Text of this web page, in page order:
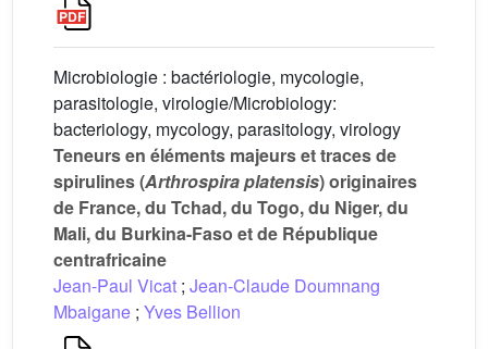
Microbiologie : bactériologie, mycologie,
parasitologie, virologie/Microbiology:
bacteriology, mycology, parasitology, virology
Teneurs en éléments majeurs et traces de
spirulines (Arthrospira platensis) originaires
de France, du Tchad, du Togo, du Niger, du
Mali, du Burkina-Faso et de République
centrafricaine
Jean-Paul Vicat ; Jean-Claude Doumnang
Mbaigane ; Yves Bellion